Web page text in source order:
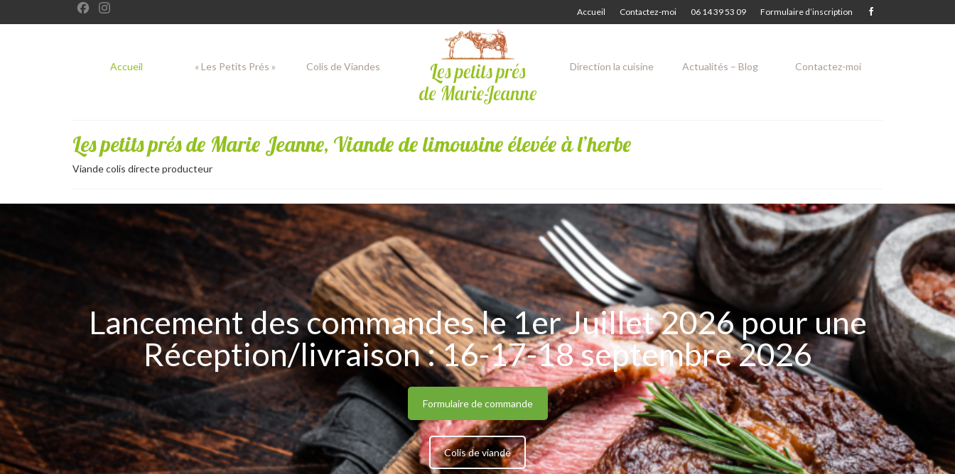
Accueil Contactez-moi 06 14 39 53 09 Formulaire d’inscription
Facebook
Accueil « Les Petits Prés » Colis de Viandes Direction la cuisine Actualités – Blog Contactez-moi
Les petits prés de Marie Jeanne, Viande de limousine élevée à l’herbe
Viande colis directe producteur
Lancement des commandes le 1er Juillet 2026 pour une
Réception/livraison : 16-17-18 septembre 2026
Formulaire de commande
Colis de viande